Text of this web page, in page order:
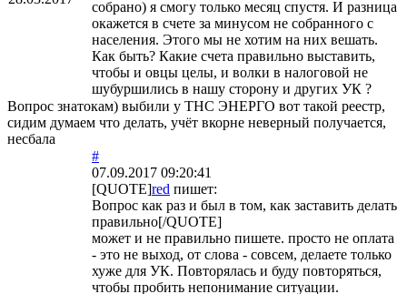
собрано) я смогу только месяц спустя. И разница
окажется в счете за минусом не собранного с
населения. Этого мы не хотим на них вешать.
Как быть? Какие счета правильно выставить,
чтобы и овцы целы, и волки в налоговой не
шубуршились в нашу сторону и других УК ?
Вопрос знатокам) выбили у ТНС ЭНЕРГО вот такой реестр,
сидим думаем что делать, учёт вкорне неверный получается,
несбала
#
07.09.2017 09:20:41
[QUOTE]red пишет:
Вопрос как раз и был в том, как заставить делать
правильно[/QUOTE]
может и не правильно пишете. просто не оплата
- это не выход, от слова - совсем, делаете только
хуже для УК. Повторялась и буду повторяться,
чтобы пробить непонимание ситуации.